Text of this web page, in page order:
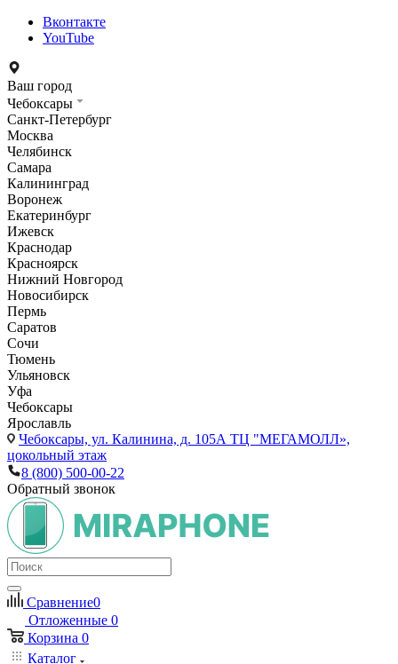
Вконтакте
YouTube
Ваш город
Чебоксары
Санкт-Петербург
Москва
Челябинск
Самара
Калининград
Воронеж
Екатеринбург
Ижевск
Краснодар
Красноярск
Нижний Новгород
Новосибирск
Пермь
Саратов
Сочи
Тюмень
Ульяновск
Уфа
Чебоксары
Ярославль
Чебоксары, ул. Калинина, д. 105А ТЦ "МЕГАМОЛЛ»,
цокольный этаж
8 (800) 500-00-22
Обратный звонок
Сравнение0
Отложенные 0
Корзина 0
Каталог